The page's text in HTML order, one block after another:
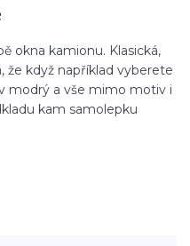
okna kamionu. Klasická,
že když například vyberete
modrý a vše mimo motiv i
kam samolepku